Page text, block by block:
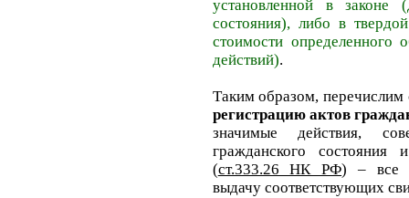
установленной в законе
состояния), либо в
стоимости определенного
действий).
Таким образом, перечислим
регистрацию актов
значимые действия,
гражданского
(ст.333.26 НК РФ) – все
выдачу соответствующих